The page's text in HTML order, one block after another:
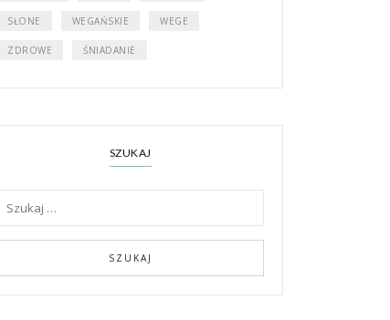
SŁONE WEGAŃSKIE WEGE
ZDROWE ŚNIADANIE
SZUKAJ